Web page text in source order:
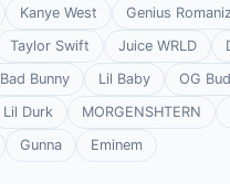
Kanye West
Genius
Taylor Swift Juice WRLD
Bad Bunny Lil Baby
OG
Lil Durk
MORGENSHTERN
Gunna Eminem